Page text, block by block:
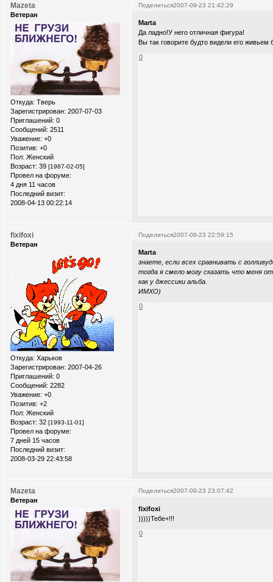
Поделиться2007-09-23 21:42:29
Mazeta
Ветеран
Откуда: Тверь
Зарегистрирован: 2007-07-03
Приглашений: 0
Сообщений: 2511
Уважение: +0
Позитив: +0
Пол: Женский
Возраст: 39 [1987-02-05]
Провел на форуме:
4 дня 11 часов
Последний визит:
2008-04-13 00:22:14
Marta
Да ладно!У него отличная фигура!
Вы так говорите будто видели его живьем
0
Поделиться2007-09-23 22:59:15
fixifoxi
Ветеран
Откуда: Xарьков
Зарегистрирован: 2007-04-26
Приглашений: 0
Сообщений: 2282
Уважение: +0
Позитив: +2
Пол: Женский
Возраст: 32 [1993-11-01]
Провел на форуме:
7 дней 15 часов
Последний визит:
2008-03-29 22:43:58
Marta
знаете, если всех сравнивать с
тогда я смело могу сказать что меня
как у джессики альба.
ИМХО)
0
Поделиться2007-09-23 23:07:42
Mazeta
Ветеран
fixifoxi
)))))Тебе+!!!
0